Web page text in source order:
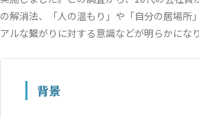
の解消法、「人の温もり」や「自分の居場所
アルな繋がりに対する意識などが明らかにな
背景